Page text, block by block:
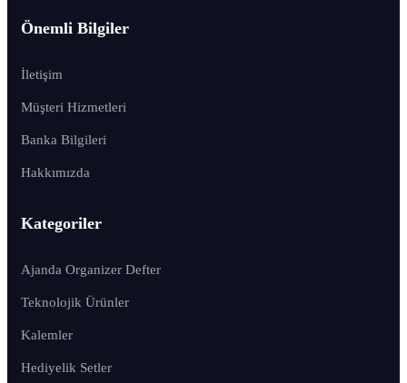
Önemli Bilgiler
İletişim
Müşteri Hizmetleri
Banka Bilgileri
Hakkımızda
Kategoriler
Ajanda Organizer Defter
Teknolojik Ürünler
Kalemler
Hediyelik Setler